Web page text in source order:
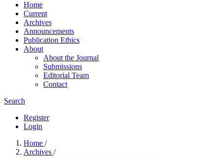
Home
Current
Archives
Announcements
Publication Ethics
About
About the Journal
Submissions
Editorial Team
Contact
Search
Register
Login
Home /
Archives /